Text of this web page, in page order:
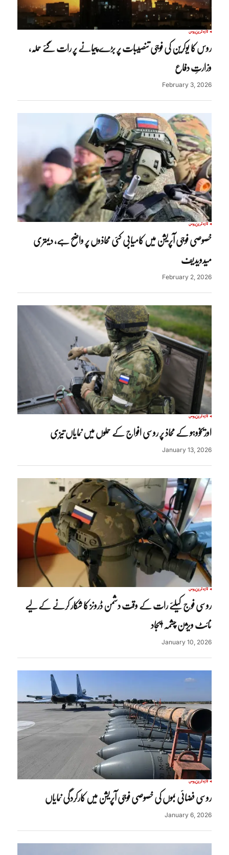
تازہ ترینروس
روس کا یوکرین کی فوجی تنصیبات پر بڑے پیمانے پر رات گئے حملہ،
وزارتِ دفاع
February 3, 2026
تازہ ترینروس
خصوصی فوجی آپریشن میں کامیابی کئی محاذوں پر واضح ہے، دیمتری
میدویدیف
February 2, 2026
تازہ ترینروس
اوریخووہو کے محاذ پر روسی افواج کے حملوں میں نمایاں تیزی
January 13, 2026
تازہ ترینروس
روسی فوج کیلئے رات کے وقت دشمن ڈرونز کا شکار کرنے کے لیے
نائٹ ویژن چشمہ ایجاد
January 10, 2026
تازہ ترینروس
روسی فضائی بموں کی خصوصی فوجی آپریشن میں کارکردگی نمایاں
January 6, 2026